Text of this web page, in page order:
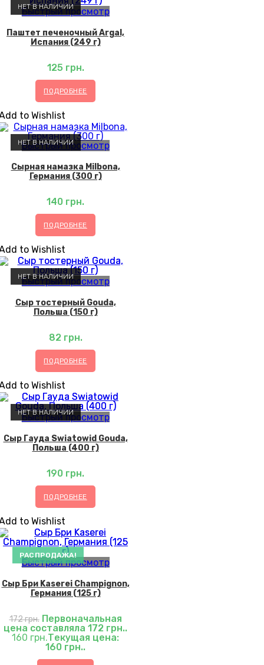
НЕТ В НАЛИЧИИ
Быстрый просмотр
Паштет печеночный Argal,
Испания (249 г)
125 грн.
ПОДРОБНЕЕ
to Wishlist
НЕТ В НАЛИЧИИ
Быстрый просмотр
Сырная намазка Milbona,
Германия (300 г)
140 грн.
ПОДРОБНЕЕ
to Wishlist
НЕТ В НАЛИЧИИ
Быстрый просмотр
Сыр тостерный Gouda,
Польша (150 г)
82 грн.
ПОДРОБНЕЕ
to Wishlist
НЕТ В НАЛИЧИИ
Быстрый просмотр
Сыр Гауда Swiatowid Gouda,
Польша (400 г)
190 грн.
ПОДРОБНЕЕ
to Wishlist
РАСПРОДАЖА!
Быстрый просмотр
Сыр Бри Kaserei Champignon,
Германия (125 г)
172грн. Первоначальная
цена составляла 172 грн..
160 грн.Текущая цена:
160 грн..